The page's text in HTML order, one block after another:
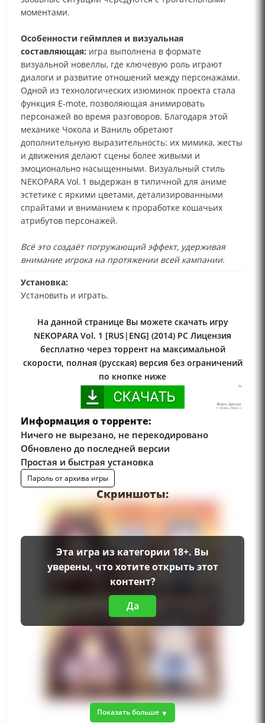
моментами.
Особенности геймплея и визуальная
составляющая: игра выполнена в формате
визуальной новеллы, где ключевую роль играют
диалоги и развитие отношений между персонажами.
Одной из технологических изюминок проекта стала
функция E‑mote, позволяющая анимировать
персонажей во время разговоров. Благодаря этой
механике Чокола и Ваниль обретают
дополнительную выразительность: их мимика, жесты
и движения делают сцены более живыми и
эмоционально насыщенными. Визуальный стиль
NEKOPARA Vol. 1 выдержан в типичной для аниме
эстетике с яркими цветами, детализированными
спрайтами и вниманием к проработке кошачьих
атрибутов персонажей.
Всё это создаёт погружающий эффект, удерживая
внимание игрока на протяжении всей кампании.
Установка:
Установить и играть.
На данной странице Вы можете скачать игру
NEKOPARA Vol. 1 [RUS|ENG] (2014) PC Лицензия
бесплатно через торрент на максимальной
скорости, полная (русская) версия без ограничений
по кнопке ниже
Информация о торренте:
Ничего не вырезано, не перекодировано
Обновлено до последней версии
Простая и быстрая установка
Пароль от архива игры
Скриншоты:
Эта игра из категории 18+. Вы
уверены, что хотите открыть этот
контент?
Да
Показать больше